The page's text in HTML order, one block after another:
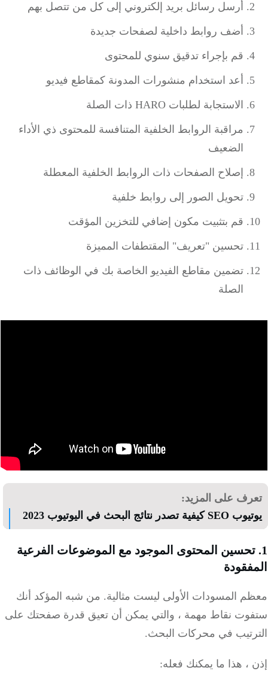
أرسل رسائل بريد إلكتروني إلى كل من تتصل بهم
أضف روابط داخلية لصفحات جديدة
قم بإجراء تدقيق سنوي للمحتوى
أعد استخدام منشورات المدونة كمقاطع فيديو
الاستجابة لطلبات HARO ذات الصلة
مراقبة الروابط الخلفية المتنافسة للمحتوى ذي الأداء
الضعيف
إصلاح الصفحات ذات الروابط الخلفية المعطلة
تحويل الصور إلى روابط خلفية
قم بتثبيت مكون إضافي للتخزين المؤقت
تحسين "تعريف" المقتطفات المميزة
تضمين مقاطع الفيديو الخاصة بك في الوظائف ذات
الصلة
تعرف على المزيد:
يوتيوب SEO كيفية تصدر نتائج البحث في اليوتيوب 2023
1. تحسين المحتوى الموجود مع الموضوعات الفرعية
المفقودة
معظم المسودات الأولى ليست مثالية. من شبه المؤكد أنك
ستفوت نقاط مهمة ، والتي يمكن أن تعيق قدرة صفحتك على
الترتيب في محركات البحث.
إذن ، هذا ما يمكنك فعله: